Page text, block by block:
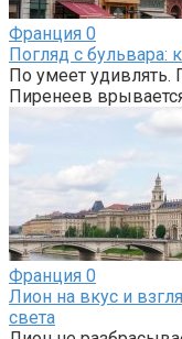
Франция 0
Погляд с бульвара:
По умеет удивлять.
Пиренеев
Франция 0
Лион на вкус и
света